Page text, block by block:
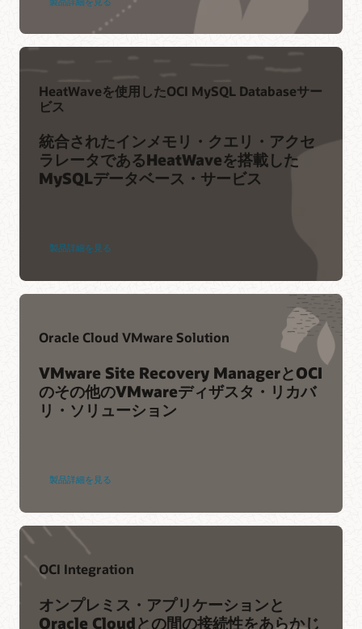
可用性ドメイン: リージョンは、低レイテンシの高帯域
幅ネットワークによって相互に接続された1つ以上の可用
性ドメインで構成されます。可用性ドメインは相互に分
離されており、フォルト・トレラントであり、同時に障
リソース
リージョンと可用性ドメイン
Oracle Dedicated Region Cloud@Customer
高可用性クラウド・トポロジの設計について
用率を高、スケーリングを容易にし、高可用性を確保す
るのに役立ちます。複数のロード・バランシング・ポリ
リソース
Oracle Cloud Infrastructure Load Balancing
Oracle CloudとMicrosoft Azureの相互接続について
学ぶ
アクセスすることができます。File Storageは、アプリケ
ーションに対してハイパフォーマンスで耐障害性の高い
リソース
高可用性クラウド・トポロジの設計について
HeatWaveを使用したOCI MySQL Databaseサー
ビス
統合されたインメモリ・クエリ・アクセ
ラレータであるHeatWaveを搭載した
MySQLデータベース・サービス
製品詳細を見る
Oracle Cloud VMware Solution
VMware Site Recovery ManagerとOCI
のその他のVMwareディザスタ・リカバ
リ・ソリューション
製品詳細を見る
OCI Integration
オンプレミス・アプリケーションと
Oracle Cloudとの間の接続性をあらかじ